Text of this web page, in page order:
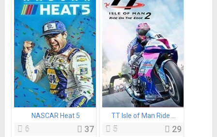
NASCAR Heat 5
6 37
TT Isle of Man Ride ...
5 29